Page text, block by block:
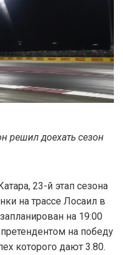
решил доехать сезон
23-й этап сезона
на трассе Лосаил в
на 19:00
на победу
которого дают 3.80.